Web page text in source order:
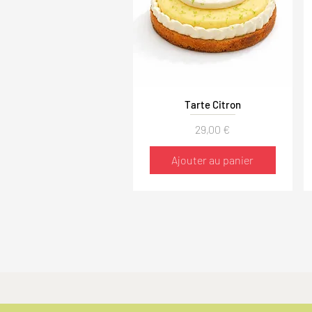
Aperçu rapide
Tarte Citron
Prix
29,00 €
Ajouter au panier